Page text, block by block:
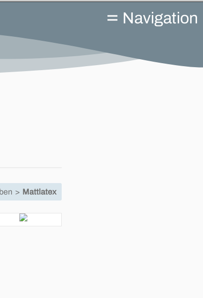
Navigation
> Mattlatex